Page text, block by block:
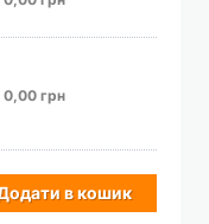
0,00 грн
в кошик